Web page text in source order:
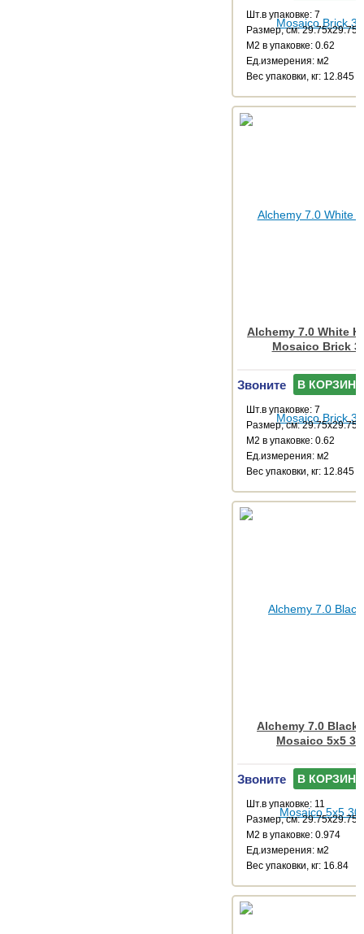
Шт.в упаковке: 7
Размер, см: 29.75x29.75
М2 в упаковке: 0.62
Ед.измерения: м2
Веc упаковки, кг: 12.845
Alchemy 7.0 White
Mosaico Brick
Звоните В КОРЗИНУ
Шт.в упаковке: 7
Размер, см: 29.75x29.75
М2 в упаковке: 0.62
Ед.измерения: м2
Веc упаковки, кг: 12.845
Alchemy 7.0 Black
Mosaico 5x5
Звоните В КОРЗИНУ
Шт.в упаковке: 11
Размер, см: 29.75x29.75
М2 в упаковке: 0.974
Ед.измерения: м2
Веc упаковки, кг: 16.84